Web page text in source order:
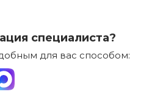
специалиста?
для вас способом: